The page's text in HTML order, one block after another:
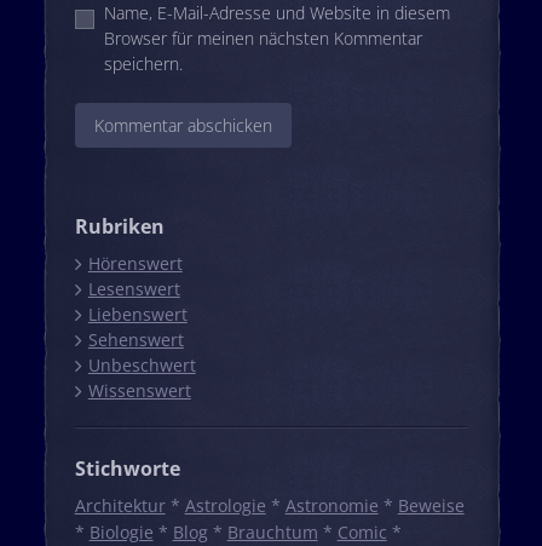
Name, E-Mail-Adresse und Website in diesem
Browser für meinen nächsten Kommentar
speichern.
Rubriken
Hörenswert
Lesenswert
Liebenswert
Sehenswert
Unbeschwert
Wissenswert
Stichworte
Architektur* Astrologie * Astronomie * Beweise
* Biologie * Blog* Brauchtum * Comic *